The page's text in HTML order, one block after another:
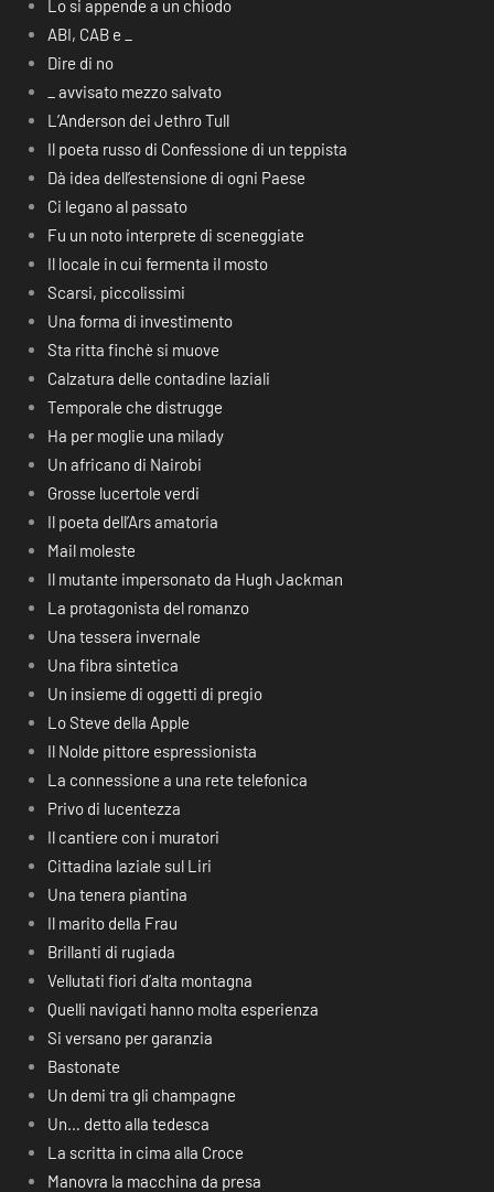
Lo si appende a un chiodo
ABI, CAB e _
Dire di no
_ avvisato mezzo salvato
L’Anderson dei Jethro Tull
Il poeta russo di Confessione di un teppista
Dà idea dell’estensione di ogni Paese
Ci legano al passato
Fu un noto interprete di sceneggiate
Il locale in cui fermenta il mosto
Scarsi, piccolissimi
Una forma di investimento
Sta ritta finchè si muove
Calzatura delle contadine laziali
Temporale che distrugge
Ha per moglie una milady
Un africano di Nairobi
Grosse lucertole verdi
Il poeta dell’Ars amatoria
Mail moleste
Il mutante impersonato da Hugh Jackman
La protagonista del romanzo
Una tessera invernale
Una fibra sintetica
Un insieme di oggetti di pregio
Lo Steve della Apple
Il Nolde pittore espressionista
La connessione a una rete telefonica
Privo di lucentezza
Il cantiere con i muratori
Cittadina laziale sul Liri
Una tenera piantina
Il marito della Frau
Brillanti di rugiada
Vellutati fiori d’alta montagna
Quelli navigati hanno molta esperienza
Si versano per garanzia
Bastonate
Un demi tra gli champagne
Un… detto alla tedesca
La scritta in cima alla Croce
Manovra la macchina da presa